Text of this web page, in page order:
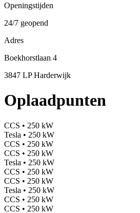
Openingstijden
24/7 geopend
Adres
Boekhorstlaan 4
3847 LP Harderwijk
Oplaadpunten
CCS • 250 kW
Tesla • 250 kW
CCS • 250 kW
CCS • 250 kW
Tesla • 250 kW
CCS • 250 kW
CCS • 250 kW
Tesla • 250 kW
CCS • 250 kW
CCS • 250 kW